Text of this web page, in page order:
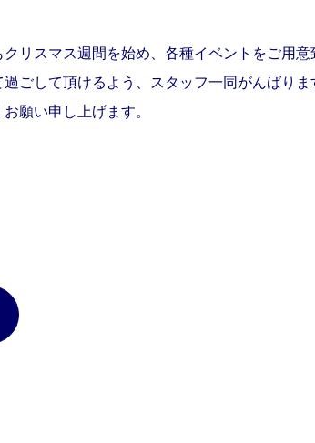
リスマス週間を始め、各種イベントをご用
ごして頂けるよう、スタッフ一同がんばりま
願い申し上げます。